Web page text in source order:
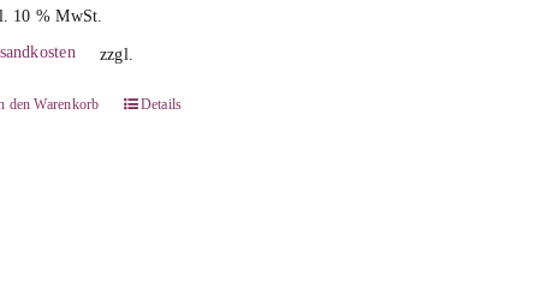
10 % MwSt.
zzgl.
den Warenkorb Details